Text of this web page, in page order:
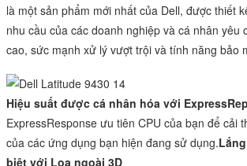
là một sản phẩm mới nhất của Dell, được thiết
nhu cầu của các doanh nghiệp và cá nhân yêu
cao, sức mạnh xử lý vượt trội và tính năng bảo
Hiệu suất được cá nhân hóa với
ExpressResponse ưu tiên CPU của bạn để cải
của các ứng dụng bạn hiện đang sử dụng.
biệt với Loa ngoài 3D